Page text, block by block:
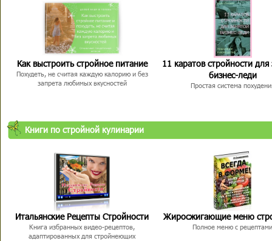
Как выстроить стройное питание
Похудеть, не считая каждую калорию и без
запрета любимых вкусностей
11 каратов стройности для
бизнес-леди
Простая система
Книги по стройной кулинарии
Итальянские Рецепты Стройности
Книга избранных видео-рецептов,
адаптированных для стройнеющих
Жиросжигающие меню
Полное меню с рецептами